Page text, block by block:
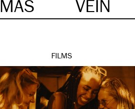
MÁS VEIN
FILMS